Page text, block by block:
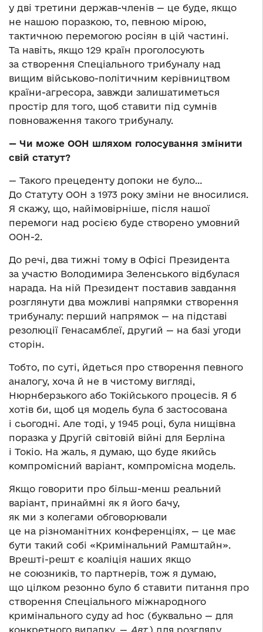
у дві третини держав-членів — це буде, якщо
не нашою поразкою, то, певною мірою,
тактичною перемогою росіян в цій частині.
Та навіть, якщо 129 країн проголосують
за створення Спеціального трибуналу над
вищим військово-політичним керівництвом
країни-агресора, завжди залишатиметься
простір для того, щоб ставити під сумнів
повноваження такого трибуналу.
— Чи може ООН шляхом голосування змінити
свій статут?
— Такого прецеденту допоки не було…
До Статуту ООН з 1973 року зміни не вносилися.
Я скажу, що, найімовірніше, після нашої
перемоги над росією буде створено умовний
ООН-2.
До речі, два тижні тому в Офісі Президента
за участю Володимира Зеленського відбулася
нарада. На ній Президент поставив завдання
розглянути два можливі напрямки створення
трибуналу: перший напрямок — на підставі
резолюції Генасамблеї, другий — на базі угоди
сторін.
Тобто, по суті, йдеться про створення певного
аналогу, хоча й не в чистому вигляді,
Нюрнберзького або Токійського процесів. Я б
хотів би, щоб ця модель була б застосована
і сьогодні. Але тоді, у 1945 році, була нищівна
поразка у Другій світовій війні для Берліна
і Токіо. На жаль, я думаю, що буде якийсь
компромісний варіант, компромісна модель.
Якщо говорити про більш-менш реальний
варіант, принаймні як я його бачу,
як ми з колегами обговорювали
це на різноманітних конференціях, — це має
бути такий собі «Кримінальний Рамштайн».
Врешті-решт є коаліція наших якщо
не союзників, то партнерів, тож я думаю,
що цілком резонно було б ставити питання про
створення Спеціального міжнародного
кримінального суду аd hoc (буквально — для
конкретного випадку. — Авт.) для розгляду